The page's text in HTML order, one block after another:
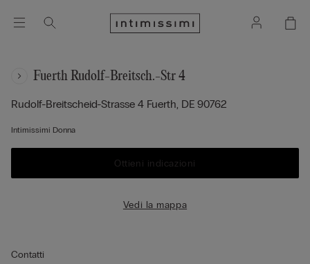
Fuerth Rudolf-Breitsch.-Str 4
Rudolf-Breitscheid-Strasse 4 Fuerth, DE 90762
Intimissimi Donna
Ottieni indicazioni
Vedi la mappa
Contatti